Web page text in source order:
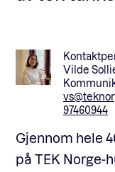
Vilde
97460944
Gjennom hele
på TEK Norge-